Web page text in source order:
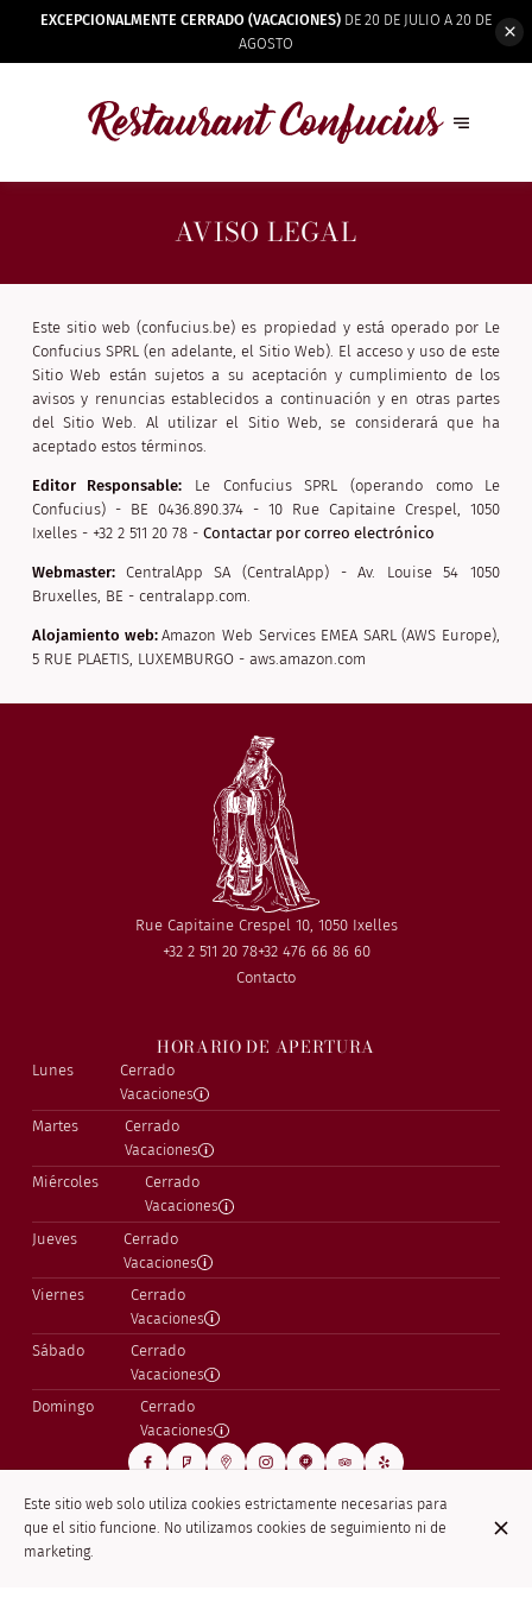
EXCEPCIONALMENTE CERRADO (VACACIONES) DE 20 DE JULIO A 20 DE
AGOSTO
AVISO LEGAL
Este sitio web (confucius.be) es propiedad y está operado por Le
Confucius SPRL (en adelante, el Sitio Web). El acceso y uso de este
Sitio Web están sujetos a su aceptación y cumplimiento de los
avisos y renuncias establecidos a continuación y en otras partes
del Sitio Web. Al utilizar el Sitio Web, se considerará que ha
aceptado estos términos.
Editor Responsable: Le Confucius SPRL (operando como Le
Confucius) - BE 0436.890.374 - 10 Rue Capitaine Crespel, 1050
Ixelles - +32 2 511 20 78 - Contactar por correo electrónico
Webmaster: CentralApp SA (CentralApp) - Av. Louise 54 1050
Bruxelles, BE - centralapp.com.
Alojamiento web:Amazon Web Services EMEA SARL (AWS Europe),
5 RUE PLAETIS, LUXEMBURGO - aws.amazon.com
Rue Capitaine Crespel 10, 1050 Ixelles
+32 2 511 20 78+32 476 66 86 60
Contacto
HORARIO DE APERTURA
Lunes
Cerrado
Vacaciones
Martes
Cerrado
Vacaciones
Miércoles
Cerrado
Vacaciones
Jueves
Cerrado
Vacaciones
Viernes
Cerrado
Vacaciones
Sábado
Cerrado
Vacaciones
Domingo
Cerrado
Vacaciones
© Le Confucius 2026
Aviso legal
Este sitio web solo utiliza cookies estrictamente necesarias para
que el sitio funcione. No utilizamos cookies de seguimiento ni de
marketing.